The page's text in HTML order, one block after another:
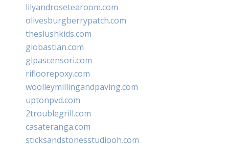
lilyandrosetearoom.com
olivesburgberrypatch.com
theslushkids.com
giobastian.com
glpascensori.com
rifloorepoxy.com
woolleymillingandpaving.com
uptonpvd.com
2troublegrill.com
casateranga.com
sticksandstonesstudiooh.com